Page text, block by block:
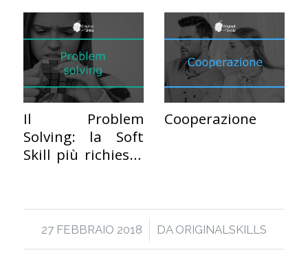
Il Problem
Solving: la Soft
Skill più richiesta
Cooperazione
27 FEBBRAIO 2018
/ DA ORIGINALSKILLS